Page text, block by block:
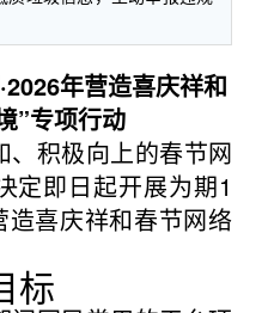
年营造喜庆祥和
”专项行动
积极向上的春节网
定即日起开展为期1
造喜庆祥和春节网络
标